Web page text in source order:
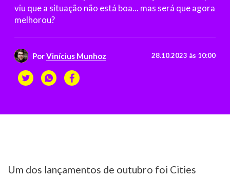
viu que a situação não está boa... mas será que agora
melhorou?
PorVinícius Munhoz 28.10.2023 às 10:00
Um dos lançamentos de outubro foi Cities